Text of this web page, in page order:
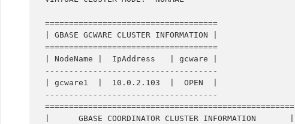
====================================
| GBASE GCWARE CLUSTER INFORMATION |
====================================
| NodeName |  IpAddress   | gcware |
------------------------------------
| gcware1  |  10.0.2.103  |  OPEN  |
------------------------------------
====================================================
|      GBASE COORDINATOR CLUSTER INFORMATION       |